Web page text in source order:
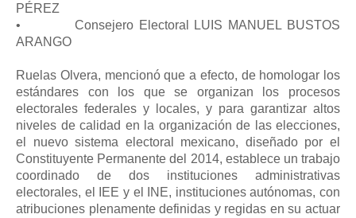
PÉREZ
• Consejero Electoral LUIS MANUEL BUSTOS
ARANGO
Ruelas Olvera, mencionó que a efecto, de homologar los
estándares con los que se organizan los procesos
electorales federales y locales, y para garantizar altos
niveles de calidad en la organización de las elecciones,
el nuevo sistema electoral mexicano, diseñado por el
Constituyente Permanente del 2014, establece un trabajo
coordinado de dos instituciones administrativas
electorales, el IEE y el INE, instituciones autónomas, con
atribuciones plenamente definidas y regidas en su actuar